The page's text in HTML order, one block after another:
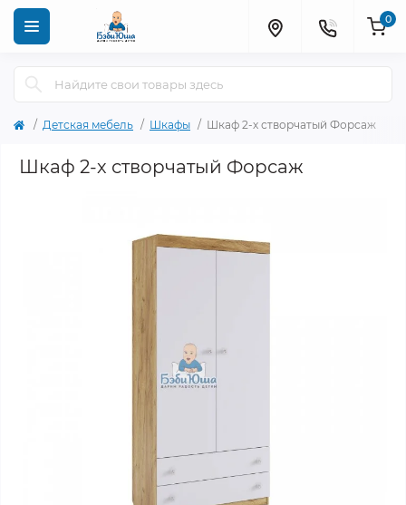
0
Детская мебель Шкафы Шкаф 2-х створчатый Форсаж
Шкаф 2-х створчатый Форсаж